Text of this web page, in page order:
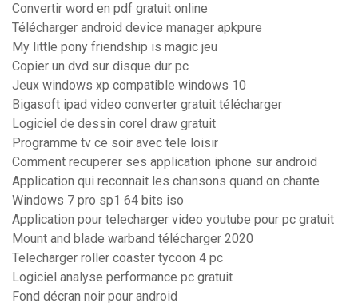
Convertir word en pdf gratuit online
Télécharger android device manager apkpure
My little pony friendship is magic jeu
Copier un dvd sur disque dur pc
Jeux windows xp compatible windows 10
Bigasoft ipad video converter gratuit télécharger
Logiciel de dessin corel draw gratuit
Programme tv ce soir avec tele loisir
Comment recuperer ses application iphone sur android
Application qui reconnait les chansons quand on chante
Windows 7 pro sp1 64 bits iso
Application pour telecharger video youtube pour pc gratuit
Mount and blade warband télécharger 2020
Telecharger roller coaster tycoon 4 pc
Logiciel analyse performance pc gratuit
Fond décran noir pour android